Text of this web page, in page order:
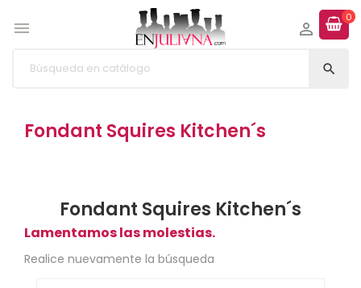

0


Fondant Squires Kitchen´s
Fondant Squires Kitchen´s
Lamentamos las molestias.
Realice nuevamente la búsqueda